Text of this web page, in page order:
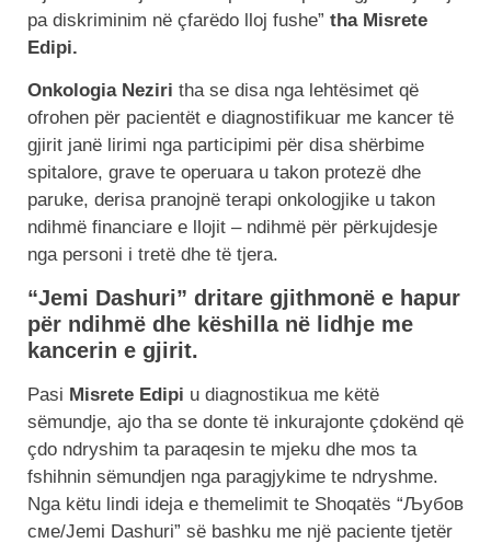
pa diskriminim në çfarëdo lloj fushe” tha Misrete
Edipi.
Onkologia Neziri tha se disa nga lehtësimet që
ofrohen për pacientët e diagnostifikuar me kancer të
gjirit janë lirimi nga participimi për disa shërbime
spitalore, grave te operuara u takon protezë dhe
paruke, derisa pranojnë terapi onkologjike u takon
ndihmë financiare e llojit – ndihmë për përkujdesje
nga personi i tretë dhe të tjera.
“Jemi Dashuri” dritare gjithmonë e hapur
për ndihmë dhe këshilla në lidhje me
kancerin e gjirit.
Pasi Misrete Edipi u diagnostikua me këtë
sëmundje, ajo tha se donte të inkurajonte çdokënd që
çdo ndryshim ta paraqesin te mjeku dhe mos ta
fshihnin sëmundjen nga paragjykime te ndryshme.
Nga këtu lindi ideja e themelimit te Shoqatës “Љубов
сме/Jemi Dashuri” së bashku me një paciente tjetër